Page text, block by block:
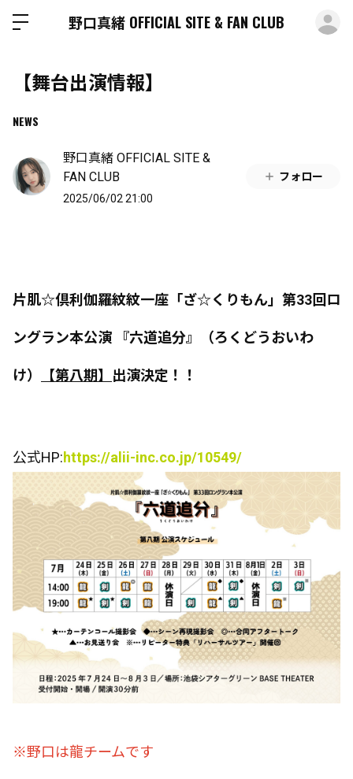
野口真緒 OFFICIAL SITE & FAN CLUB
【舞台出演情報】
NEWS
野口真緒 OFFICIAL SITE &
FAN CLUB
2025/06/02 21:00
フォロー
片肌☆倶利伽羅紋紋一座「ざ☆くりもん」第33回ロ
ングラン本公演 『六道追分』（ろくどうおいわ
け） 【第八期】 出演決定！！
公式HP:https://alii-inc.co.jp/10549/
※野口は龍チームです